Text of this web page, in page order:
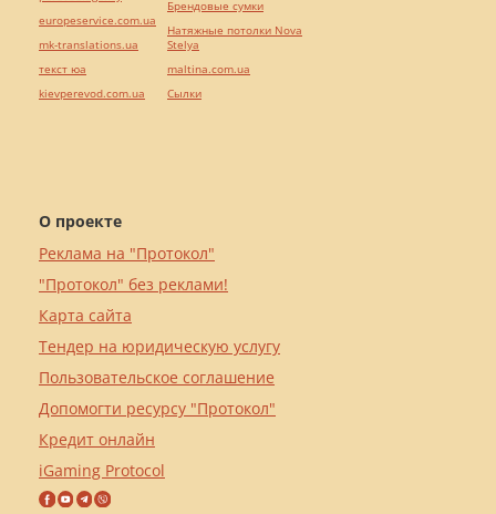
О проекте
Реклама на "Протокол"
"Протокол" без реклами!
Карта сайта
Тендер на юридическую услугу
Пользовательское соглашение
Допомогти ресурсу "Протокол"
Кредит онлайн
iGaming Protocol
europeservice.com.ua
mk-translations.ua
текст юа
kievperevod.com.ua
Брендовые сумки
Натяжные потолки Nova
Stelya
maltina.com.ua
Cылки